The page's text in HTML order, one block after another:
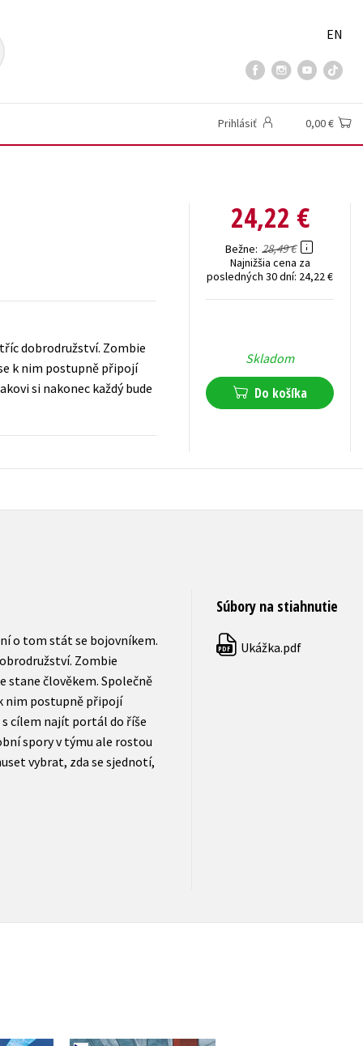
EN
Prihlásiť 0,00 €
dobrodružství. Zombie
k nim postupně připojí
si nakonec každý bude
24,22 €
Bežne 28,49 €
Najnižšia cena za
posledných 30 dní: 24,22 €
Skladom
Do košíka
o tom stát se bojovníkem.
Zombie
stane člověkem. Společně
nim postupně připojí
cílem najít portál do říše
spory v týmu ale rostou
vybrat, zda se sjednotí,
Súbory na stiahnutie
PDF Ukážka.pdf